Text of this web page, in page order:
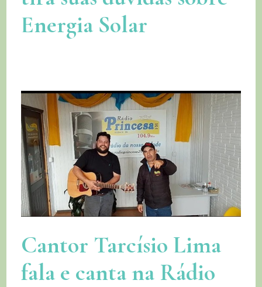
Energia Solar
Cantor Tarcísio Lima
fala e canta na Rádio